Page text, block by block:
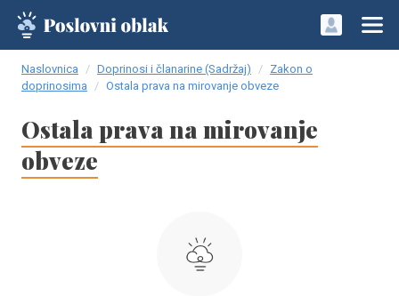
Naslovnica Doprinosi i članarine (Sadržaj)
Zakon o
doprinosima
Ostala prava na mirovanje obveze
Ostala prava na mirovanje
obveze